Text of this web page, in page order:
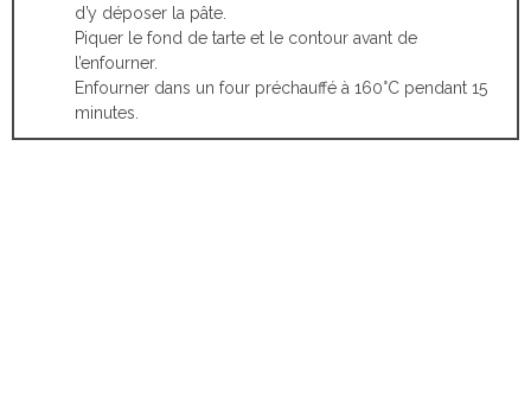
d’y déposer la pâte.
Piquer le fond de tarte et le contour avant de
l’enfourner.
Enfourner dans un four préchauffé à 160°C pendant 15
minutes.